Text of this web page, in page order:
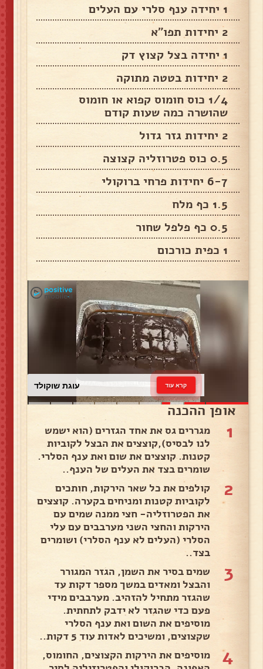
1 יחידה ענף סלרי עם העלים
2 יחידות תפו"א
1 יחידה בצל קצוץ דק
2 יחידות בטטה מתוקה
1/4 כוס חומוס קפוא או חומוס
שהושרה כמה שעות קודם
2 יחידות גזר גדול
0.5 כוס פטרוזליה קצוצה
6-7 יחידות פרחי ברוקולי
1.5 כף מלח
0.5 כף פלפל שחור
1 כפית כורכום
עוגת שוקולד קרא עוד
אופן ההכנה
1
מגררים גס את אחד הגזרים (הוא ישמש
לנו לבסיס),קוצצים את הבצל לקוביות
קטנות. קוצצים את שום ואת ענף הסלרי.
שומרים בצד את העלים של הענף..
2
קולפים את כל שאר הירקות, חותכים
לקוביות קטנות ומניחים בקערה. קוצצים
את הפטרוזליה- חצי ממנה שמים עם
הירקות והחצי השני מערבבים עם עלי
הסלרי (העלים לא ענף הסלרי) ושומרים
בצד..
3
שמים בסיר את השמן, הגזר המגורר
והבצל ומאדים במשך מספר דקות עד
שהגזר מתחיל להזהיב. מערבבים מידי
פעם כדי שהגזר לא ידבק לתחתית.
מוסיפים את השום ואת ענף הסלרי
שקצוצים, ומשיכים לאדות עוד 5 דקות..
4
מוסיפים את הירקות הקצוצים, החומוס,